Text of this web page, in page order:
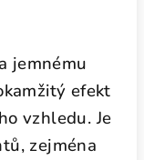
jemnému
efekt
vzhledu. Je
zejména